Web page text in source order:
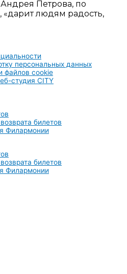
Петрова, по
«дарит людям радость,
персональных данных
файлов cookie
студия CITY
билетов
Филармонии
билетов
Филармонии